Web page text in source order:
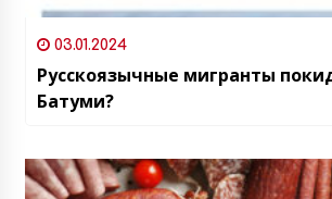
03.01.2024
Русскоязычные мигранты
Батуми?